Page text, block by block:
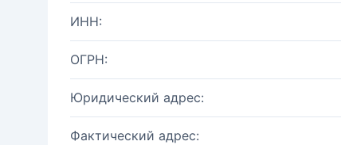
ИНН:
ОГРН:
Юридический адрес:
Фактический адрес: